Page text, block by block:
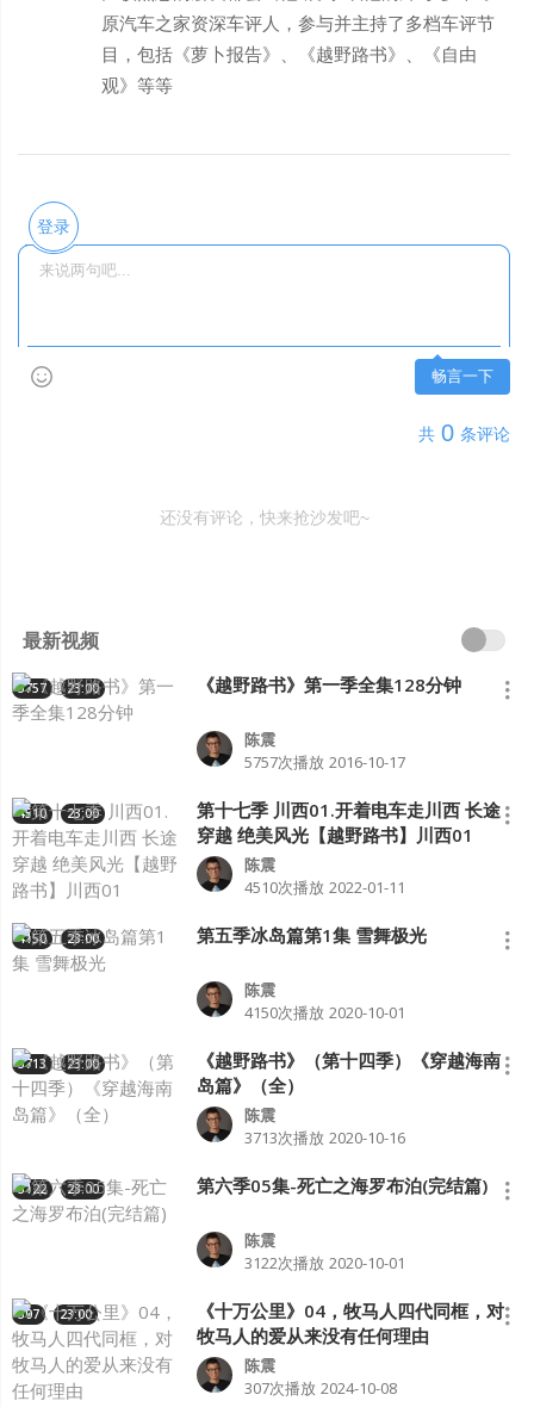
原汽车之家资深车评人，参与并主持了多档车评节
目，包括《萝卜报告》、《越野路书》、《自由
观》等等
登录
畅言一下
共 0 条评论
还没有评论，快来抢沙发吧~
最新视频
5757 23:00 《越野路书》第一季全集128分钟
陈震
5757次播放 2016-10-17
4510 23:00
第十七季 川西01.开着电车走川西 长途
穿越 绝美风光【越野路书】川西01
陈震
4510次播放 2022-01-11
4150 23:00 第五季冰岛篇第1集 雪舞极光
陈震
4150次播放 2020-10-01
3713 23:00
《越野路书》（第十四季）《穿越海南
岛篇》（全）
陈震
3713次播放 2020-10-16
3122 23:00 第六季05集-死亡之海罗布泊(完结篇)
陈震
3122次播放 2020-10-01
307 23:00
《十万公里》04，牧马人四代同框，对
牧马人的爱从来没有任何理由
陈震
307次播放 2024-10-08